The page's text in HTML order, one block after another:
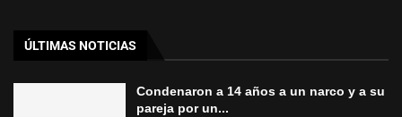
ÚLTIMAS NOTICIAS
Condenaron a 14 años a un narco y a su
pareja por un...